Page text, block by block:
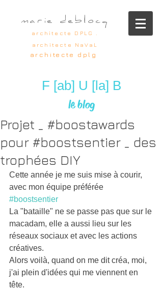
marie deblocq
architecte DPLG .
architecte NaVaL
architecte dplg
F [ab] U [la] B
le blog
Projet _ #boostawards
pour #boostsentier _ des
trophées DIY
Cette année je me suis mise à courir,
avec mon équipe préférée
#boostsentier
La "bataille" ne se passe pas que sur le
macadam, elle a aussi lieu sur les
réseaux sociaux et avec les actions
créatives.
Alors voilà, quand on me dit créa, moi,
j'ai plein d'idées qui me viennent en
tête.